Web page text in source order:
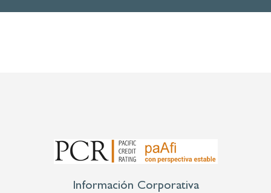
Información Corporativa